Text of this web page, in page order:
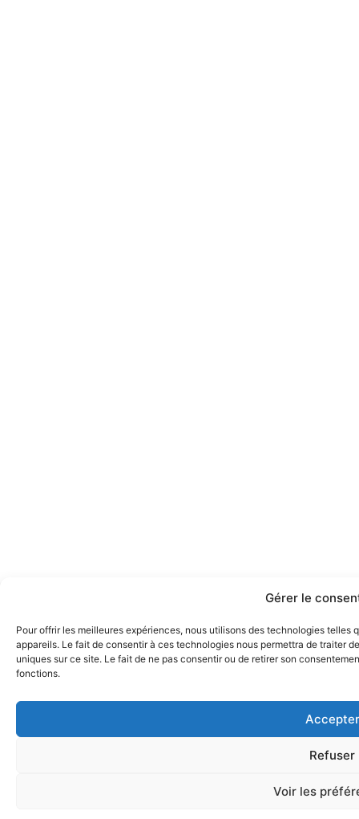
Gérer le
Pour offrir les meilleures expériences, nous utilisons des technologies
appareils. Le fait de consentir à ces technologies nous permettra de traiter
uniques sur ce site. Le fait de ne pas consentir ou de retirer son
fonctions.
Accepter
Refuser
Voir les